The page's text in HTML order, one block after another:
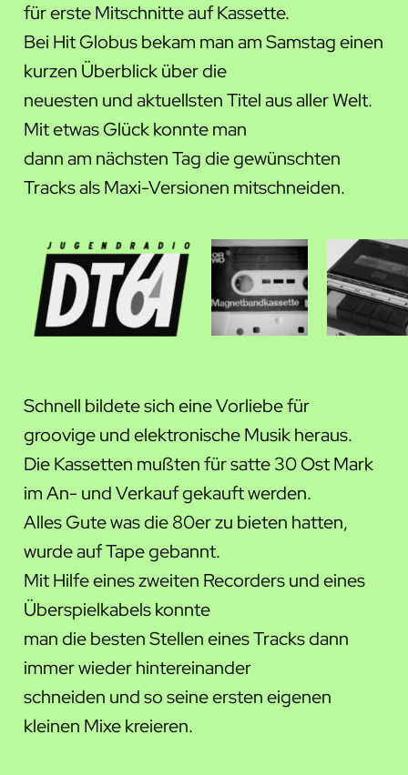
für erste Mitschnitte auf Kassette.
Bei Hit Globus bekam man am Samstag einen
kurzen Überblick über die
neuesten und aktuellsten Titel aus aller Welt.
Mit etwas Glück konnte man
dann am nächsten Tag die gewünschten
Tracks als Maxi-Versionen mitschneiden.
Schnell bildete sich eine Vorliebe für
groovige und elektronische Musik heraus.
Die Kassetten mußten für satte 30 Ost Mark
im An- und Verkauf gekauft werden.
Alles Gute was die 80er zu bieten hatten,
wurde auf Tape gebannt.
Mit Hilfe eines zweiten Recorders und eines
Überspielkabels konnte
man die besten Stellen eines Tracks dann
immer wieder hintereinander
schneiden und so seine ersten eigenen
kleinen Mixe kreieren.